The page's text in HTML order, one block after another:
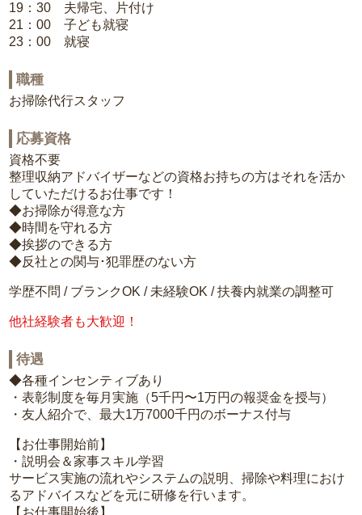
19：30 夫帰宅、片付け
21：00 子ども就寝
23：00 就寝
職種
お掃除代行スタッフ
応募資格
資格不要
整理収納アドバイザーなどの資格お持ちの方はそれを活か
していただけるお仕事です！
◆お掃除が得意な方
◆時間を守れる方
◆挨拶のできる方
◆反社との関与･犯罪歴のない方
学歴不問 / ブランクOK / 未経験OK / 扶養内就業の調整可
他社経験者も大歓迎！
待遇
◆各種インセンティブあり
・表彰制度を毎月実施（5千円〜1万円の報奨金を授与）
・友人紹介で、最大1万7000千円のボーナス付与
【お仕事開始前】
・説明会＆家事スキル学習
サービス実施の流れやシステムの説明、掃除や料理におけ
るアドバイスなどを元に研修を行います。